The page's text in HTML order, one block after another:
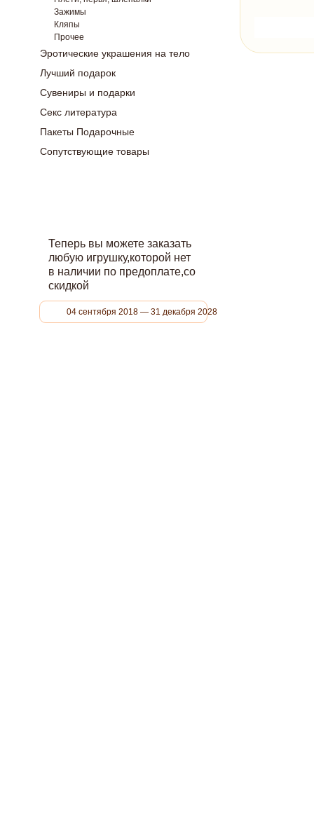
Зажимы
Кляпы
Прочее
Эротические украшения на тело
Лучший подарок
Сувениры и подарки
Секс литература
Пакеты Подарочные
Сопутствующие товары
Теперь вы можете заказать
любую игрушку,которой нет
в наличии по предоплате,со
скидкой
04 сентября 2018 — 31 декабря 2028